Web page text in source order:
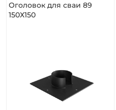
Оголовок для сваи 89
150Х150